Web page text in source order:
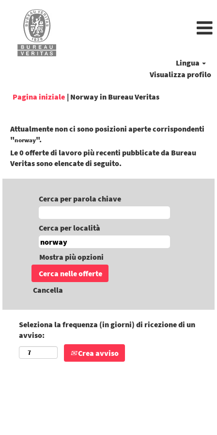
Lingua
Visualizza profilo
Pagina iniziale | Norway in Bureau Veritas(pagina
Attualmente non ci sono posizioni aperte corrispondenti
"norway".
Le 0 offerte di lavoro più recenti pubblicate da Bureau
Veritas sono elencate di seguito.
Cerca per parola chiave
Cerca per località
Mostra più opzioni
Cancella
Seleziona la frequenza (in giorni) di ricezione di un
avviso:
Crea avviso